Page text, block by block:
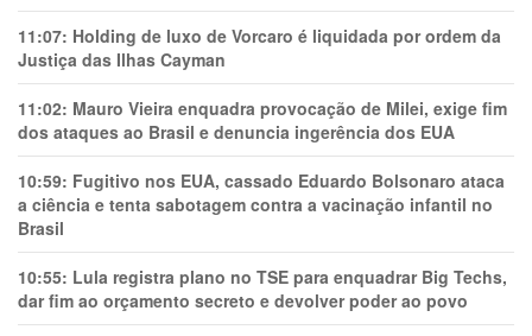
11:07: Holding de luxo de Vorcaro é liquidada por ordem da
Justiça das Ilhas Cayman
11:02: Mauro Vieira enquadra provocação de Milei, exige fim
dos ataques ao Brasil e denuncia ingerência dos EUA
10:59: Fugitivo nos EUA, cassado Eduardo Bolsonaro ataca
a ciência e tenta sabotagem contra a vacinação infantil no
Brasil
10:55: Lula registra plano no TSE para enquadrar Big Techs,
dar fim ao orçamento secreto e devolver poder ao povo